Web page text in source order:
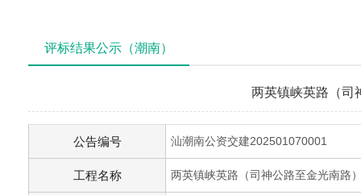
评标结果公示（潮南）
两英镇峡英路（司
公告编号 汕潮南公资交建202501070001
工程名称 两英镇峡英路（司神公路至金光南路